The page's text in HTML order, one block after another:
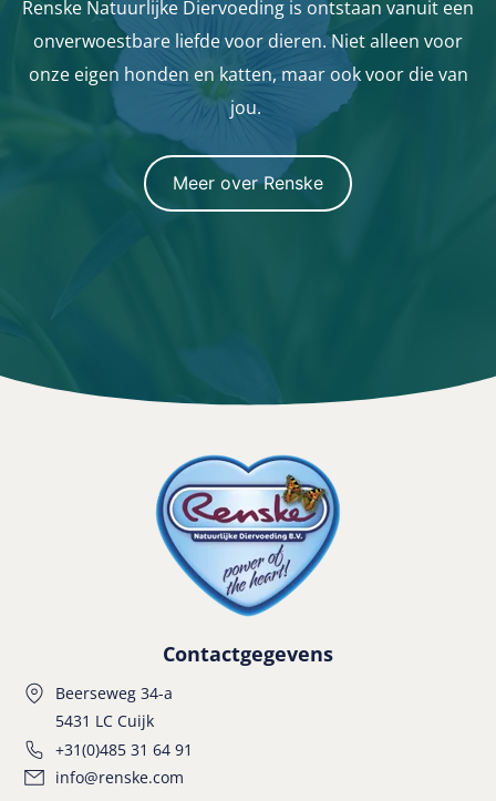
Renske Natuurlijke Diervoeding is ontstaan vanuit een
onverwoestbare liefde voor dieren. Niet alleen voor
onze eigen honden en katten, maar ook voor die van
jou.
Meer over Renske
Contactgegevens
Beerseweg 34-a
5431 LC Cuijk
+31(0)485 31 64 91
info@renske.com